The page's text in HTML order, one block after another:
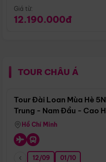
Giá từ:
12.190.000đ
TOUR CHÂU Á
Tour Đài Loan Mùa Hè
Trung - Nam Đầu - Cao
Hồ Chí Minh
12/09 01/10